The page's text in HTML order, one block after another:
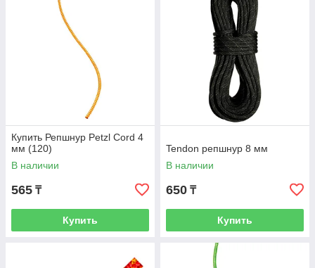
Купить Репшнур Petzl Cord 4
мм (120)
В наличии
565 ₸
Купить
Tendon репшнур 8 мм
В наличии
650 ₸
Купить